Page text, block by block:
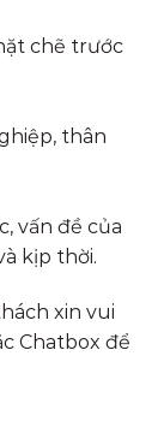
chẽ trước
thân
vấn đề của
kịp thời.
xin vui
Chatbox để